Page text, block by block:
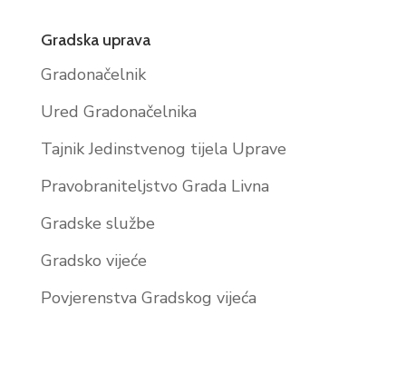
Gradska uprava
Gradonačelnik
Ured Gradonačelnika
Tajnik Jedinstvenog tijela Uprave
Pravobraniteljstvo Grada Livna
Gradske službe
Gradsko vijeće
Povjerenstva Gradskog vijeća